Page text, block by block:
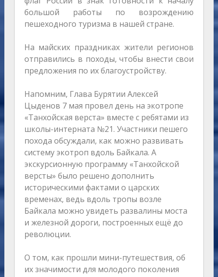
большой работы по возрождению
пешеходного туризма в нашей стране.
На майских праздниках жители регионов
отправились в походы, чтобы внести свои
предложения по их благоустройству.
Напомним, Глава Бурятии Алексей
Цыденов 7 мая провел день на экотропе
«Танхойская верста» вместе с ребятами из
школы-интерната №21. Участники пешего
похода обсуждали, как можно развивать
систему экотроп вдоль Байкала. А
экскурсионную программу «Танхойской
версты» было решено дополнить
историческими фактами о царских
временах, ведь вдоль тропы возле
Байкала можно увидеть развалины моста
и железной дороги, построенных ещё до
революции.
О том, как прошли мини-путешествия, об
их значимости для молодого поколения